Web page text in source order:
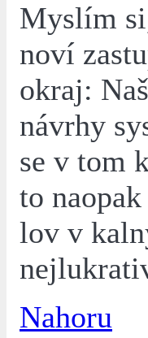
Myslím
noví
okraj:
návrhy
se v tom
to
lov v
Nahoru